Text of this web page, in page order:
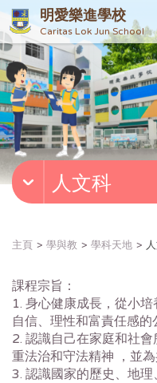
明愛樂進學校
Caritas Lok Jun School
人文科
主頁 學與教 學科天地
課程宗旨：
1. 身心健康成長，從小
自信、理性和富責任感的
2. 認識自己在家庭和社
重法治和守法精神 ，並
3. 認識國家的歷史、地